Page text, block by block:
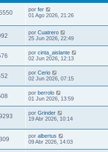
por fer
01 Ago 2026, 21:26
por Cuatrero
25 Jun 2026, 22:49
por cinta_aislante
02 Jun 2026, 12:13
por Cerio
02 Jun 2026, 07:15
por berrolo
01 Jun 2026, 13:59
por Grinder
19 Abr 2026, 10:14
por albertus
09 Abr 2026, 14:03